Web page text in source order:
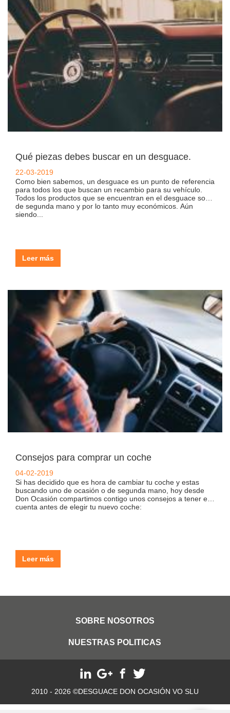
Qué piezas debes buscar en un desguace.
22-03-2019
Como bien sabemos, un desguace es un punto de referencia
para todos los que buscan un recambio para su vehículo.
Todos los productos que se encuentran en el desguace son
de segunda mano y por lo tanto muy económicos. Aún
siendo...
Leer más
Consejos para comprar un coche
04-02-2019
Si has decidido que es hora de cambiar tu coche y estas
buscando uno de ocasión o de segunda mano, hoy desde
Don Ocasión compartimos contigo unos consejos a tener en
cuenta antes de elegir tu nuevo coche:
Leer más
SOBRE NOSOTROS
NUESTRAS POLITICAS
2010 - 2026 ©DESGUACE DON OCASIÓN VO SLU